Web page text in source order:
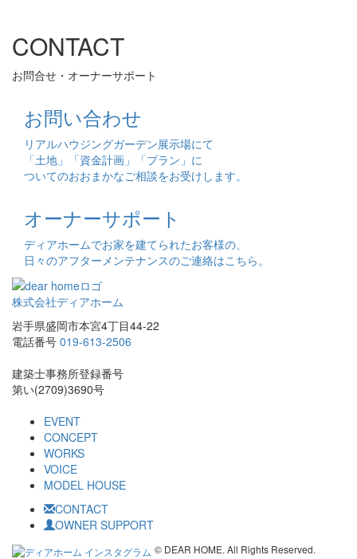
CONTACT
お問合せ・オーナーサポート
お問い合わせ
リアルハウジングガーデン展示場にて
「土地」「資金計画」「プラン」に
ついてのおおまかなご相談をお受けします。
オーナーサポート
ディアホームでお家を建てられたお客様の、
日々のアフターメンテナンスのご連絡はこちら。
株式会社ディアホーム
岩手県盛岡市本宮4丁目44-22
電話番号 019-613-2506
建築士事務所登録番号
第い(2709)3690号
EVENT
CONCEPT
WORKS
VOICE
MODEL HOUSE
CONTACT
OWNER SUPPORT
© DEAR HOME. All Rights Reserved.